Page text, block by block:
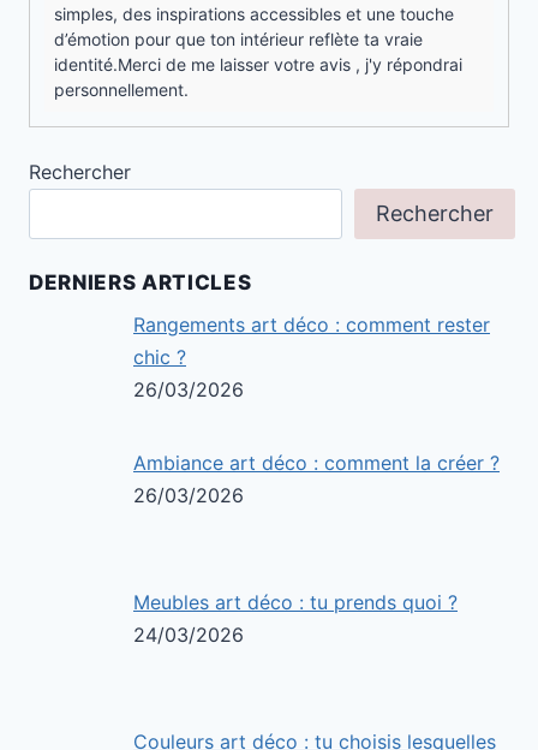
simples, des inspirations accessibles et une touche
d’émotion pour que ton intérieur reflète ta vraie
identité.Merci de me laisser votre avis , j'y répondrai
personnellement.
Rechercher
Rechercher
DERNIERS ARTICLES
Rangements art déco : comment rester
chic ?
26/03/2026
Ambiance art déco : comment la créer ?
26/03/2026
Meubles art déco : tu prends quoi ?
24/03/2026
Couleurs art déco : tu choisis lesquelles